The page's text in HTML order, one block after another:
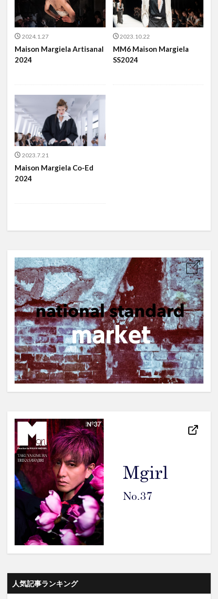
2024.1.27
Maison Margiela Artisanal
2024
2023.10.22
MM6 Maison Margiela
SS2024
2023.7.21
Maison Margiela Co-Ed
2024
人気記事ランキング